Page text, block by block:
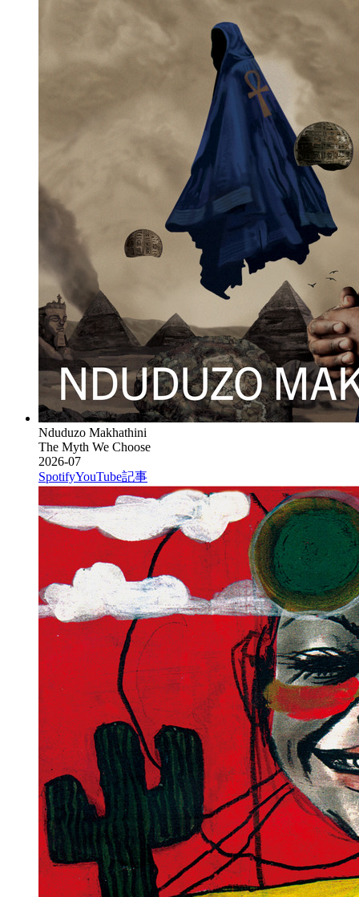
Nduduzo Makhathini
The Myth We Choose
2026-07
SpotifyYouTube記事